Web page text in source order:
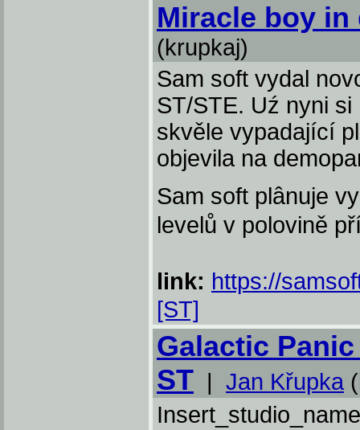
Miracle boy
(krupkaj)
Sam soft vydal
ST/STE. Uź nyni
skvěle vypadající
objevila na
Sam soft plânuje
levelů v polovině
link: https://
[ST]
Galactic
ST | Jan Křupka